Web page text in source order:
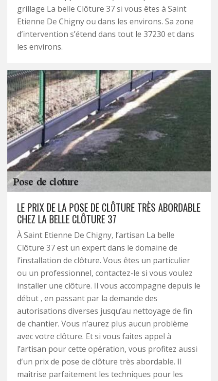
grillage La belle Clôture 37 si vous êtes à Saint
Etienne De Chigny ou dans les environs. Sa zone
d’intervention s’étend dans tout le 37230 et dans
les environs.
LE PRIX DE LA POSE DE CLÔTURE TRÈS ABORDABLE
CHEZ LA BELLE CLÔTURE 37
À Saint Etienne De Chigny, l’artisan La belle
Clôture 37 est un expert dans le domaine de
l’installation de clôture. Vous êtes un particulier
ou un professionnel, contactez-le si vous voulez
installer une clôture. Il vous accompagne depuis le
début , en passant par la demande des
autorisations diverses jusqu’au nettoyage de fin
de chantier. Vous n’aurez plus aucun problème
avec votre clôture. Et si vous faites appel à
l’artisan pour cette opération, vous profitez aussi
d’un prix de pose de clôture très abordable. Il
maîtrise parfaitement les techniques pour les